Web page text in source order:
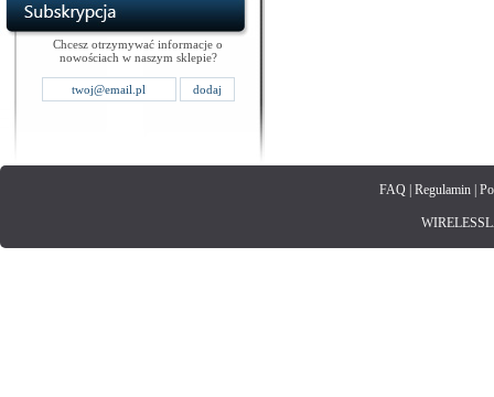
Chcesz otrzymywać informacje o
nowościach w naszym sklepie?
FAQ| Regulamin|